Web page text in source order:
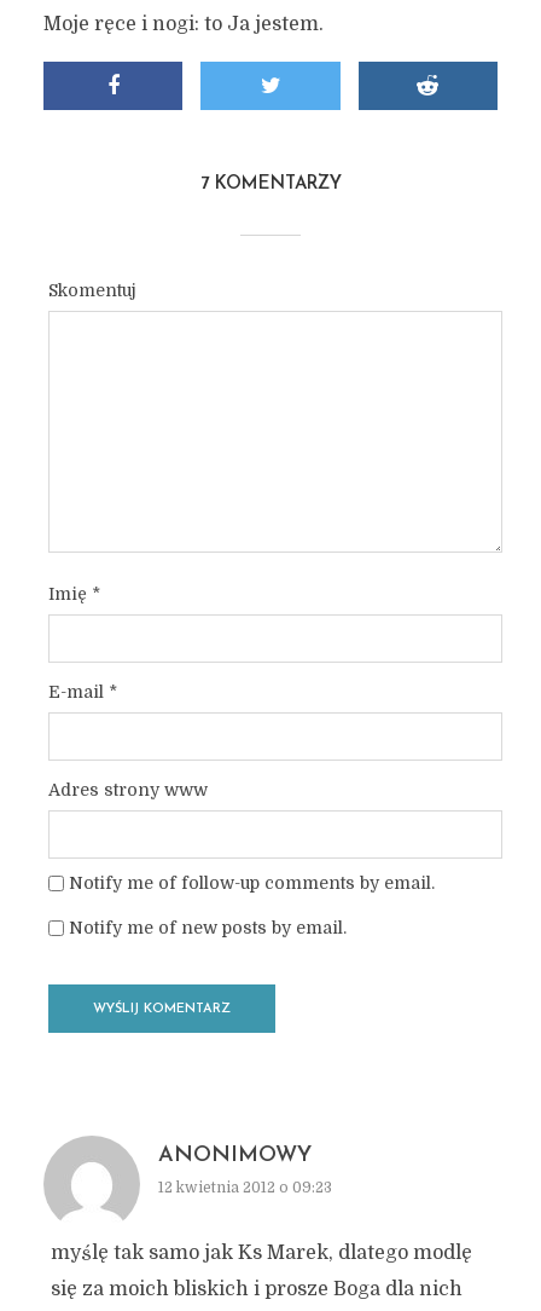
Moje ręce i nogi: to Ja jestem.
7 KOMENTARZY
Skomentuj
Imię *
E-mail *
Adres strony www
Notify me of follow-up comments by email.
Notify me of new posts by email.
ANONIMOWY
12 kwietnia 2012 o 09:23
myślę tak samo jak Ks Marek, dlatego modlę
się za moich bliskich i prosze Boga dla nich